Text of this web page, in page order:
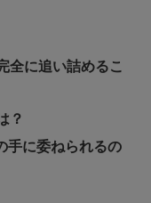
全に追い詰めるこ
？
手に委ねられるの